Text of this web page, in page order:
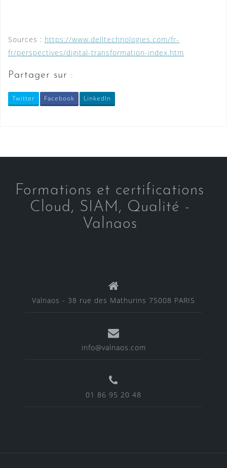
Sources : https://www.delltechnologies.com/fr-
fr/perspectives/digital-transformation-index.htm
Partager sur :
Twitter Facebook LinkedIn
Formations et certifications
Cloud, SIAM, Qualité -
Valnaos
Valnaos - 38 rue des Mathurins 75008 PARIS
info@valnaos.com
01 86 95 20 48